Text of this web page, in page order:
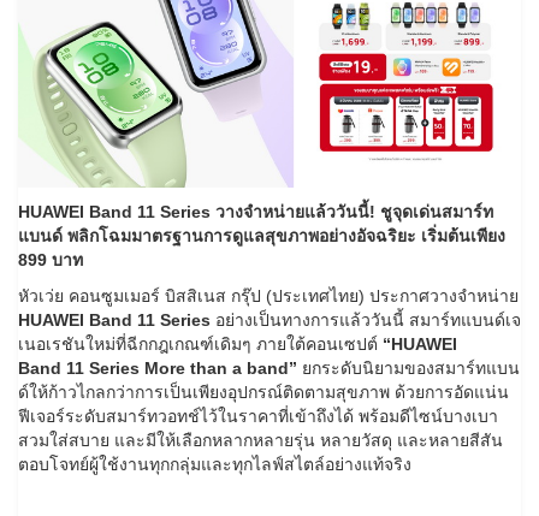
HUAWEI Band 11 Series วางจำหน่ายแล้ววันนี้! ชูจุดเด่นสมาร์ท
แบนด์ พลิกโฉมมาตรฐานการดูแลสุขภาพอย่างอัจฉริยะ เริ่มต้นเพียง
899 บาท
หัวเว่ย คอนซูมเมอร์ บิสสิเนส กรุ๊ป (ประเทศไทย) ประกาศวางจำหน่าย
HUAWEI Band 11 Series อย่างเป็นทางการแล้ววันนี้ สมาร์ทแบนด์เจ
เนอเรชันใหม่ที่ฉีกกฎเกณฑ์เดิมๆ ภายใต้คอนเซปต์ “HUAWEI
Band 11 Series More than a band” ยกระดับนิยามของสมาร์ทแบน
ด์ให้ก้าวไกลกว่าการเป็นเพียงอุปกรณ์ติดตามสุขภาพ ด้วยการอัดแน่น
ฟีเจอร์ระดับสมาร์ทวอทช์ไว้ในราคาที่เข้าถึงได้ พร้อมดีไซน์บางเบา
สวมใส่สบาย และมีให้เลือกหลากหลายรุ่น หลายวัสดุ และหลายสีสัน
ตอบโจทย์ผู้ใช้งานทุกกลุ่มและทุกไลฟ์สไตล์อย่างแท้จริง